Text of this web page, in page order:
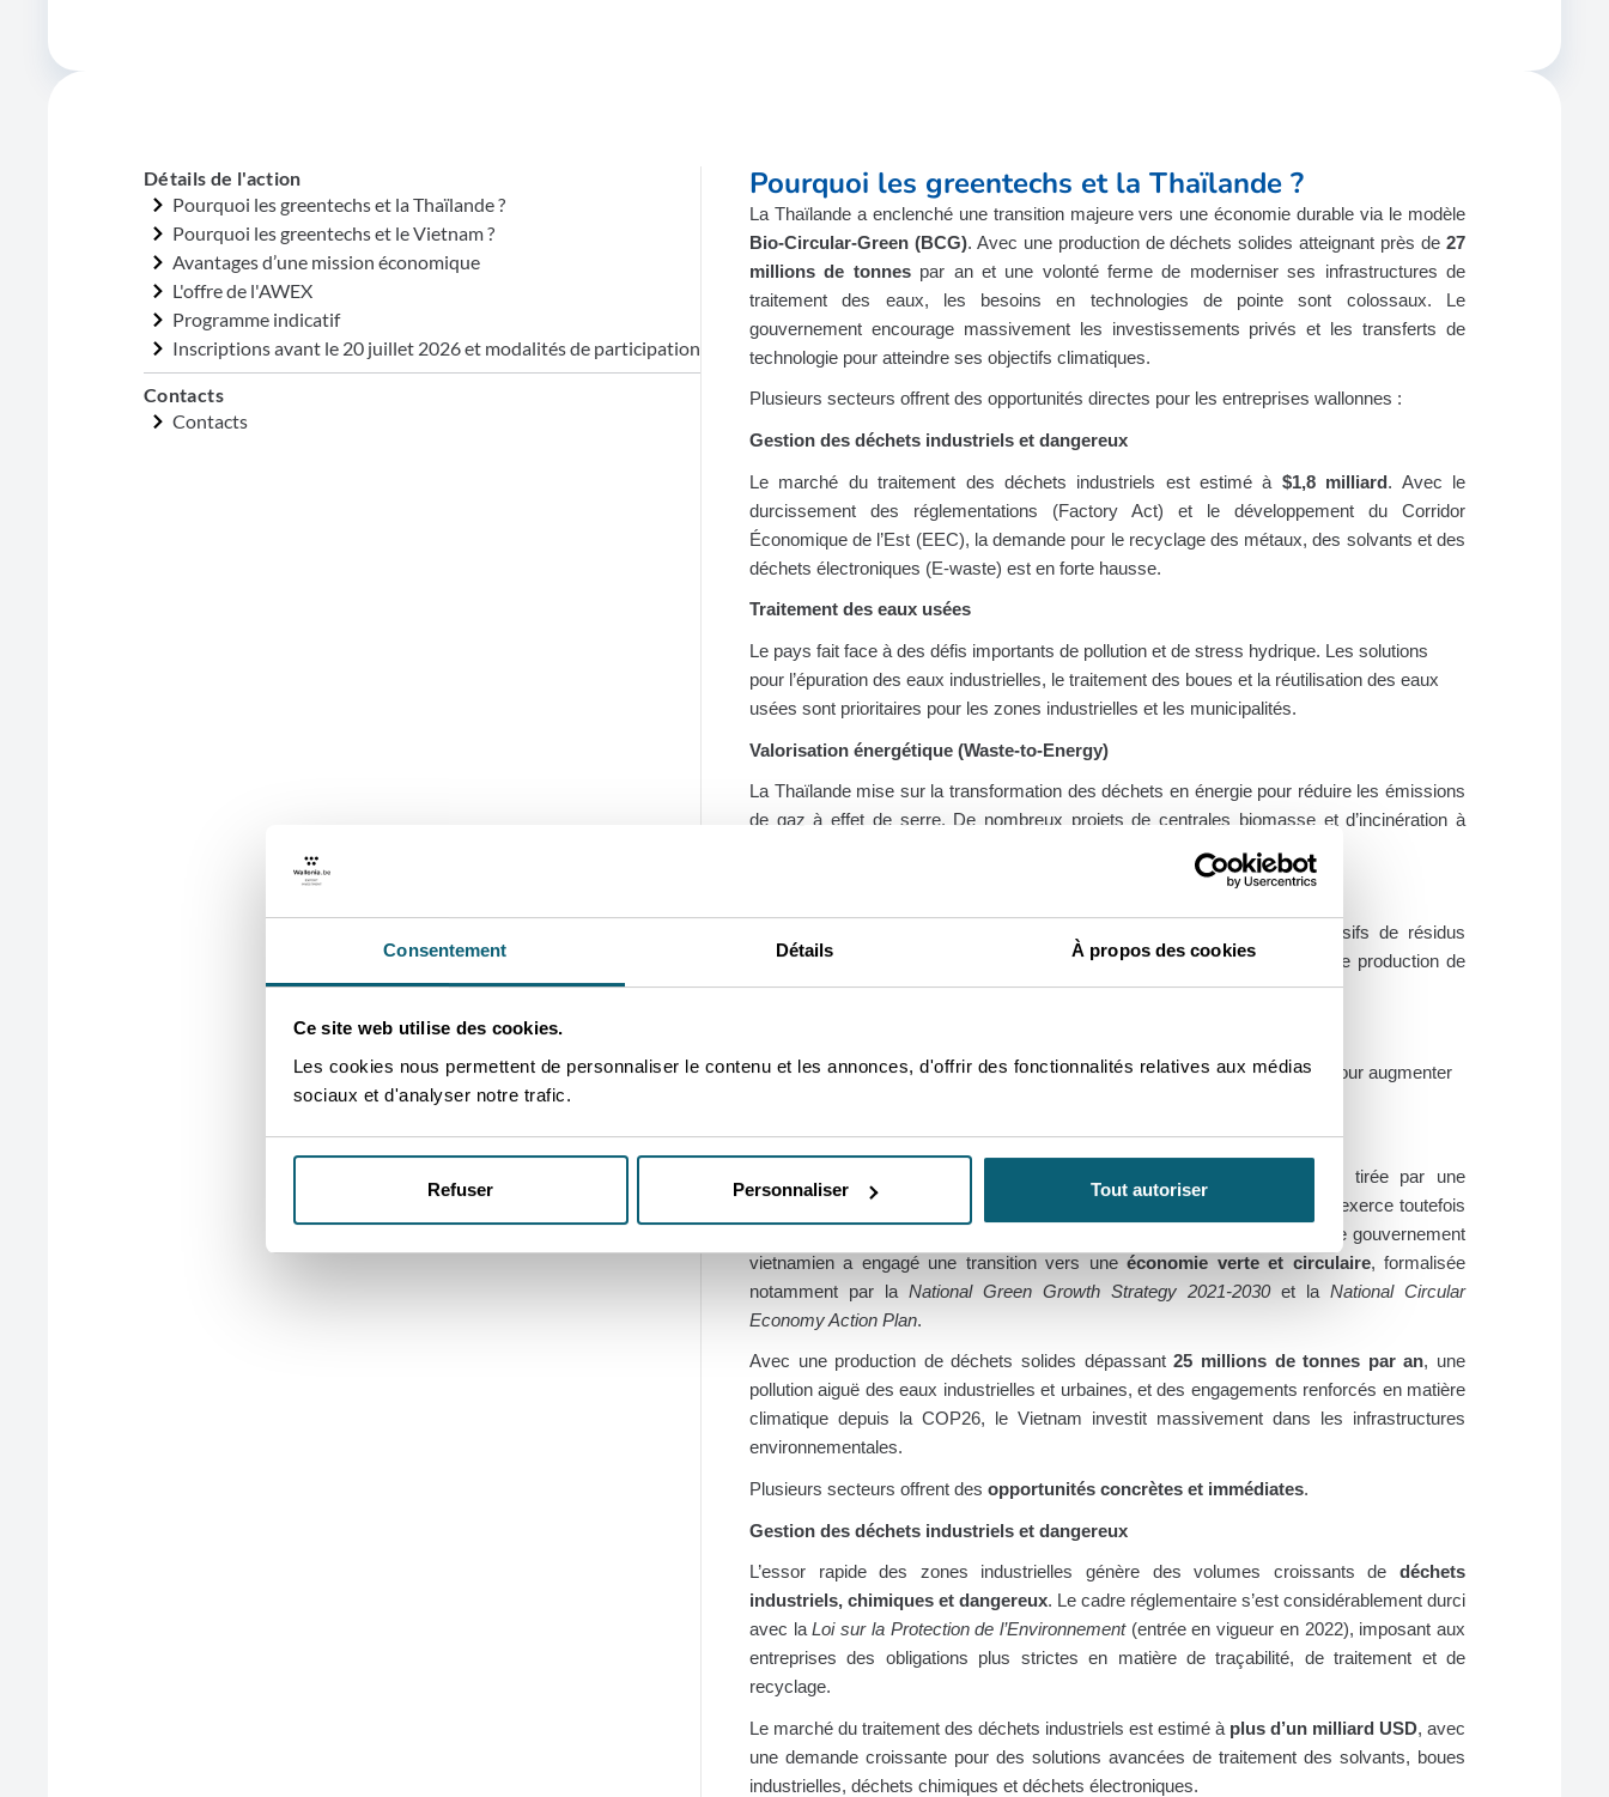
Consentement Détails À propos des cookies
Ce site web utilise des cookies.
Les cookies nous permettent de personnaliser le contenu et les annonces, d'offrir des fonctionnalités relatives aux médias
sociaux et d'analyser notre trafic.
Refuser Personnaliser Tout autoriser
Détails de l'action
Pourquoi les greentechs et la Thaïlande ?
Pourquoi les greentechs et le Vietnam ?
Avantages d’une mission économique
L'offre de l'AWEX
Programme indicatif
Inscriptions avant le 20 juillet 2026 et modalités de participation
Contacts
Contacts
Pourquoi les greentechs et la Thaïlande ?
La Thaïlande a enclenché une transition majeure vers une économie durable via le modèle
Bio-Circular-Green (BCG). Avec une production de déchets solides atteignant près de27
millions de tonnespar an et une volonté ferme de moderniser ses infrastructures de
traitement des eaux, les besoins en technologies de pointe sont colossaux. Le
gouvernement encourage massivement les investissements privés et les transferts de
technologie pour atteindre ses objectifs climatiques.
Plusieurs secteurs offrent des opportunités directes pour les entreprises wallonnes :
Gestion des déchets industriels et dangereux
Le marché du traitement des déchets industriels est estimé à $1,8 milliard . Avec le
durcissement des réglementations (Factory Act) et le développement du Corridor
Économique de l’Est (EEC), la demande pour le recyclage des métaux, des solvants et des
déchets électroniques (E-waste) est en forte hausse.
Traitement des eaux usées
Le pays fait face à des défis importants de pollution et de stress hydrique. Les solutions
pour l’épuration des eaux industrielles, le traitement des boues et la réutilisation des eaux
usées sont prioritaires pour les zones industrielles et les municipalités.
Valorisation énergétique (Waste-to-Energy)
La Thaïlande mise sur la transformation des déchets en énergie pour réduire les émissions
de gaz à effet de serre. De nombreux projets de centrales biomasse et d’incinération à
En tant que puissance agricole, la Thaïlande génère des volumes massifs de résidus
(canne à sucre, riz, etc.). Les technologies de compostage industriel et de production de
biogaz représentent un potentiel d’exportation majeur.
Face à la pollution plastique, le pays déploie une « Roadmap » 2018–2030 pour augmenter
Pourquoi les greentechs et le Vietnam ?
De même, le Vietnam connaît une transformation économique rapide, tirée par une
industrialisation soutenue et une urbanisation accélérée. Cette croissance exerce toutefois
une pression considérable sur l’environnement. Conscient de ces enjeux, le gouvernement
vietnamien a engagé une transition vers uneéconomie verte et circulaire, formalisée
notamment par la National Green Growth Strategy 2021‑2030et la National Circular
Economy Action Plan.
Avec une production de déchets solides dépassant25 millions de tonnes par an, une
pollution aiguë des eaux industrielles et urbaines, et des engagements renforcés en matière
climatique depuis la COP26, le Vietnam investit massivement dans les infrastructures
environnementales.
Plusieurs secteurs offrent des opportunités concrètes et immédiates.
Gestion des déchets industriels et dangereux
L’essor rapide des zones industrielles génère des volumes croissants de déchets
industriels, chimiques et dangereux. Le cadre réglementaire s’est considérablement durci
avec laLoi sur la Protection de l’Environnement(entrée en vigueur en 2022), imposant aux
entreprises des obligations plus strictes en matière de traçabilité, de traitement et de
recyclage.
Le marché du traitement des déchets industriels est estimé à plus d’un milliard USD, avec
une demande croissante pour des solutions avancées de traitement des solvants, boues
industrielles, déchets chimiques et déchets électroniques.